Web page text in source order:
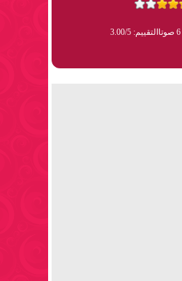
التقييم: 3.00/5